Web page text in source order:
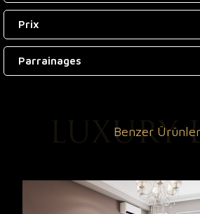
Prix
Parrainages
Benzer Ürünler